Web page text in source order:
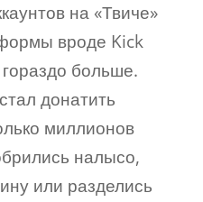
на «Твиче»
вроде Kick
больше.
донатить
миллионов
налысо,
или разделись